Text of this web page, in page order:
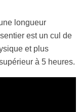
longueur
est un cul de
et plus
à 5 heures.